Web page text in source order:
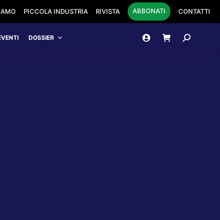
PICCOLA INDUSTRIA RIVISTA ABBONATI CONTATTI
DOSSIER Cerca: